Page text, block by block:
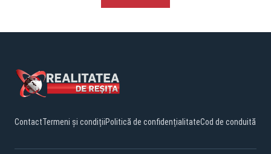
ContactTermeni și condițiiPolitică de confidențialitateCod de conduită